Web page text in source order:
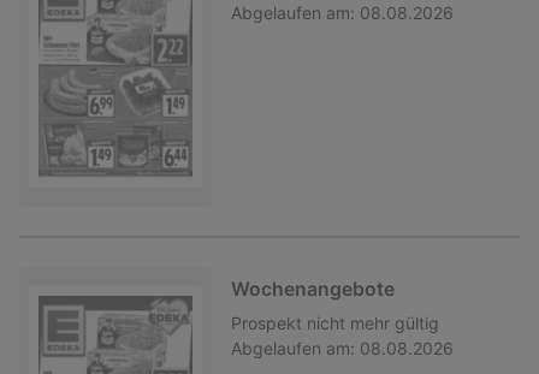
Abgelaufen am: 08.08.2026
Wochenangebote
Prospekt nicht mehr gültig
Abgelaufen am: 08.08.2026